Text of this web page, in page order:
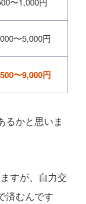
〜5,000円
〜9,000円
るかと思いま
すが、自力交
済むんです